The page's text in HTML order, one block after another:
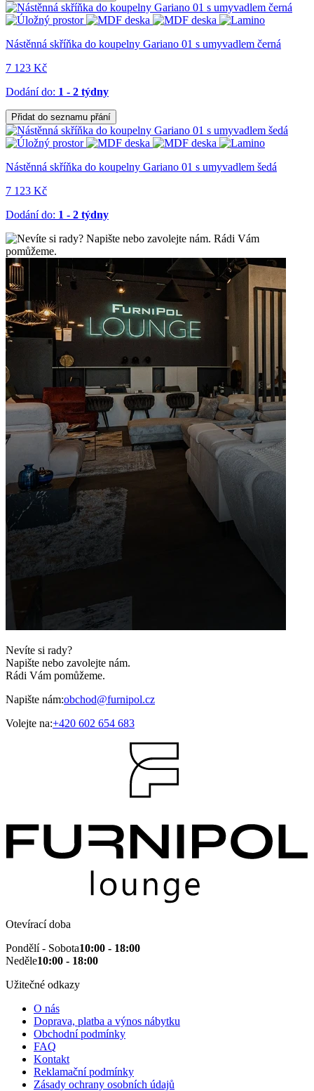
Nástěnná skříňka do koupelny Gariano 01 s umyvadlem černá
7 123 Kč
Dodání do: 1 - 2 týdny
Přidat do seznamu přání
Nástěnná skříňka do koupelny Gariano 01 s umyvadlem šedá
7 123 Kč
Dodání do: 1 - 2 týdny
Nevíte si rady?
Napište nebo zavolejte nám.
Rádi Vám pomůžeme.
Napište nám:obchod@furnipol.cz
Volejte na:+420 602 654 683
Otevírací doba
Pondělí - Sobota10:00 - 18:00
Neděle10:00 - 18:00
Užitečné odkazy
O nás
Doprava, platba a výnos nábytku
Obchodní podmínky
FAQ
Kontakt
Reklamační podmínky
Zásady ochrany osobních údajů